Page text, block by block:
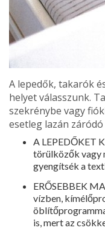
A lepedők, takarók
helyet válasszunk.
szekrénybe vagy
esetleg lazán
A LEPEDŐKET
törülközők vagy
gyengítsék a
ERŐSEBBEK
vízben,
is, mert az